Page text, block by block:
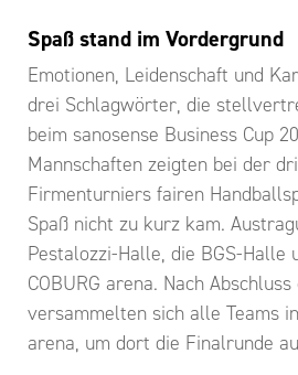
Spaß stand im Vordergrund
Emotionen, Leidenschaft und
drei Schlagwörter, die
beim sanosense Business Cup
Mannschaften zeigten bei der
Firmenturniers fairen
Spaß nicht zu kurz kam.
Pestalozzi-Halle, die BGS-Halle
COBURG arena. Nach
versammelten sich alle Teams
arena, um dort die Finalrunde